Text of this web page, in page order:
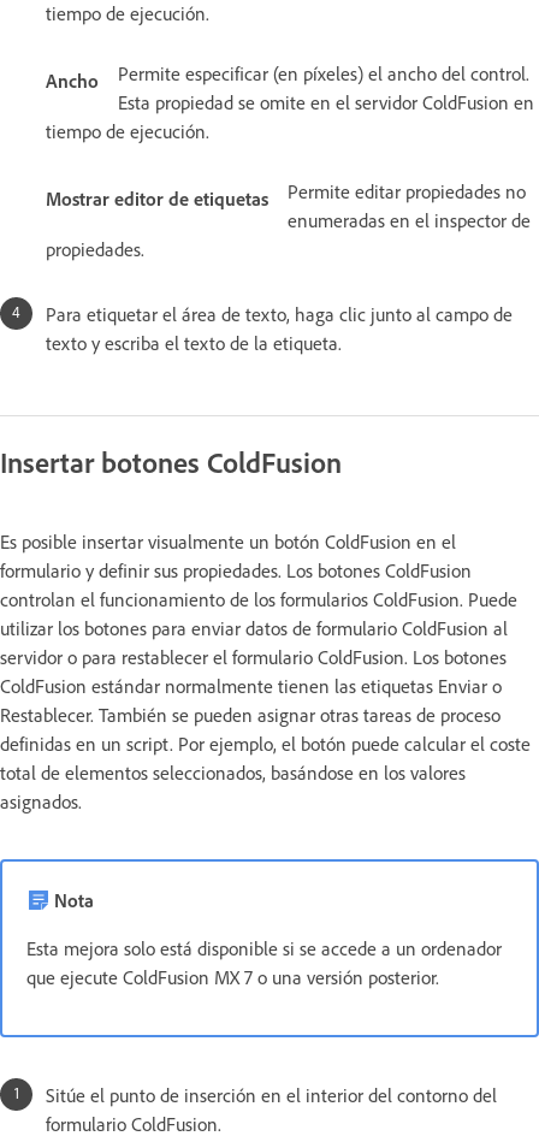
tiempo de ejecución.
Ancho
Permite especificar (en píxeles) el ancho del control.
Esta propiedad se omite en el servidor ColdFusion en
tiempo de ejecución.
Mostrar editor de etiquetas
Permite editar propiedades no
enumeradas en el inspector de
propiedades.
Para etiquetar el área de texto, haga clic junto al campo de
texto y escriba el texto de la etiqueta.
Insertar botones ColdFusion
Es posible insertar visualmente un botón ColdFusion en el
formulario y definir sus propiedades. Los botones ColdFusion
controlan el funcionamiento de los formularios ColdFusion. Puede
utilizar los botones para enviar datos de formulario ColdFusion al
servidor o para restablecer el formulario ColdFusion. Los botones
ColdFusion estándar normalmente tienen las etiquetas Enviar o
Restablecer. También se pueden asignar otras tareas de proceso
definidas en un script. Por ejemplo, el botón puede calcular el coste
total de elementos seleccionados, basándose en los valores
asignados.
Nota
Esta mejora solo está disponible si se accede a un ordenador
que ejecute ColdFusion MX 7 o una versión posterior.
Sitúe el punto de inserción en el interior del contorno del
formulario ColdFusion.